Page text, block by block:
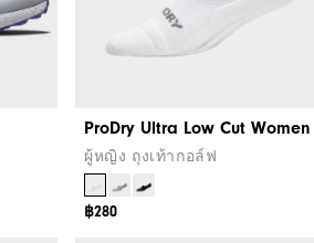
ProDry Ultra Low Cut Women
ผู้หญิง ถุงเท้ากอล์ฟ
฿280